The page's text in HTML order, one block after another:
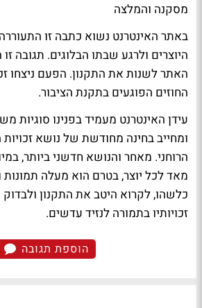
מסקנה והמלצה
באתר האינטרנט נשוא כתבה זו
היוצרים ולרגע שבתו הבלוגים. תגובה
האתר לשנות את התקנון. הפעם ניצחו
החוזים הפוגעים בתקנת הציבור.
עידן האינטרנט מעמיד בפנינו סוגיות
ומחייב בחינה מחודשת של נושא זכויות
הרוחני. מאחר והנושא חדשני ביותר,
מאד לכל יוצר, בטרם הוא מעלה תמונות
כלשהו, לקרוא היטב את התקנון
זכויותיו בתמורה לנזיד עדשים.
הוספת תגובה